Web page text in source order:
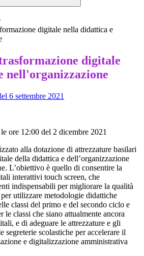
digitale nella didattica e
digitale
nell'organizzazione
6 settembre 2021
ore 12:00 del 2 dicembre 2021
alla dotazione di attrezzature basilari
della didattica e dell’organizzazione
L’obiettivo è quello di consentire la
interattivi touch screen, che
indispensabili per migliorare la qualità
utilizzare metodologie didattiche
classi del primo e del secondo ciclo e
classi che siano attualmente ancora
e di adeguare le attrezzature e gli
segreterie scolastiche per accelerare il
e digitalizzazione amministrativa